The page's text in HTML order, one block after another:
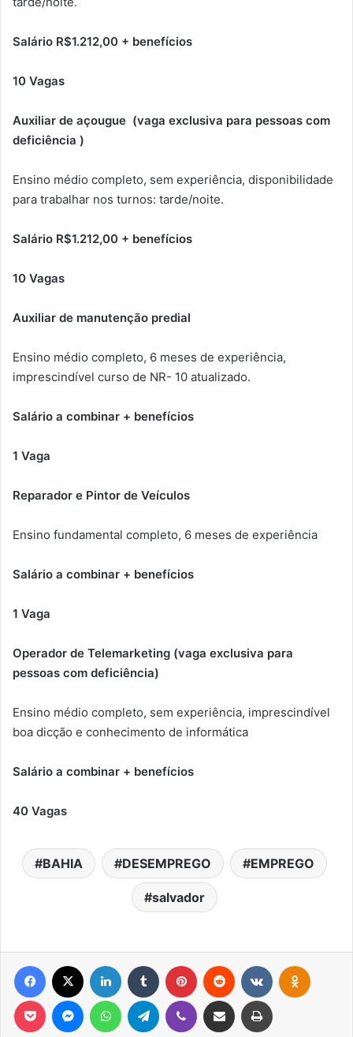
Salário R$1.212,00 + benefícios
10 Vagas
Auxiliar de açougue (vaga exclusiva para pessoas com
deficiência )
Ensino médio completo, sem experiência, disponibilidade
para trabalhar nos turnos: tarde/noite.
Salário R$1.212,00 + benefícios
10 Vagas
Auxiliar de manutenção predial
Ensino médio completo, 6 meses de experiência,
imprescindível curso de NR- 10 atualizado.
Salário a combinar + benefícios
1 Vaga
Reparador e Pintor de Veículos
Ensino fundamental completo, 6 meses de experiência
Salário a combinar + benefícios
1 Vaga
Operador de Telemarketing (vaga exclusiva para
pessoas com deficiência)
Ensino médio completo, sem experiência, imprescindível
boa dicção e conhecimento de informática
Salário a combinar + benefícios
40 Vagas
BAHIA DESEMPREGO EMPREGO
salvador
Facebook Linkedin Tumblr Pinterest Reddit
Pocket MessengerWhatsAppTelegram Viber Compartilhar via e-mail Imprimir